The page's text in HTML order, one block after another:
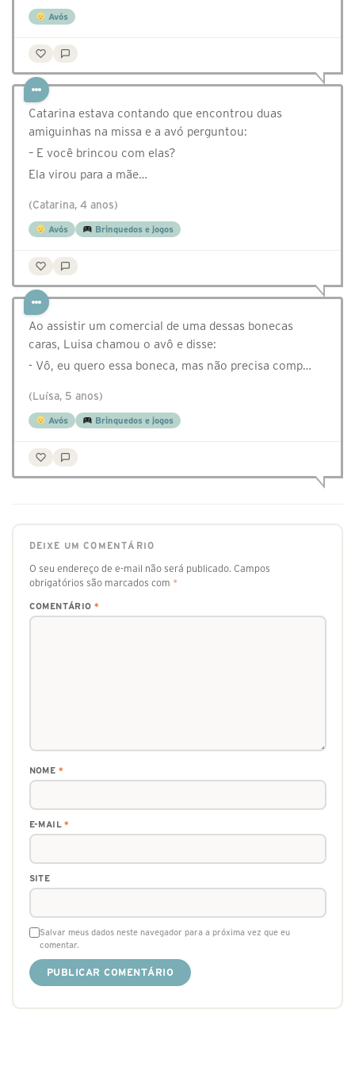
Avós
Catarina estava contando que encontrou duas
amiguinhas na missa e a avó perguntou:
– E você brincou com elas?
Ela virou para a mãe…
(Catarina, 4 anos)
Avós Brinquedos e jogos
Ao assistir um comercial de uma dessas bonecas
caras, Luisa chamou o avô e disse:
- Vô, eu quero essa boneca, mas não precisa comp…
(Luísa, 5 anos)
Avós Brinquedos e jogos
DEIXE UM COMENTÁRIO
O seu endereço de e-mail não será publicado. Campos
obrigatórios são marcados com *
COMENTÁRIO *
NOME *
E-MAIL*
SITE
Salvar meus dados neste navegador para a próxima vez que eu
comentar.